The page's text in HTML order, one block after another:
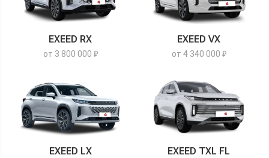
EXEED RX
от 3 800 000 ₽
EXEED VX
от 4 340 000 ₽
EXEED LX EXEED TXL FL